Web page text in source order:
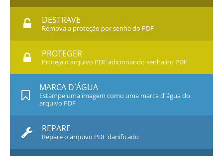
DESTRAVE
Remova a proteção por senha do PDF
PROTEGER
Proteja o arquivo PDF adicionando senha no PDF
MARCA D`ÁGUA
Estampe uma imagem como uma marca d`água do
arquivo PDF
REPARE
Repare o arquivo PDF danificado